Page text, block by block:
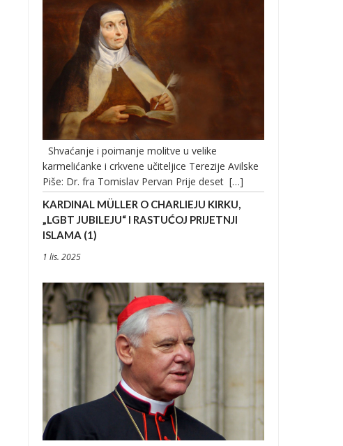
Shvaćanje i poimanje molitve u velike
karmelićanke i crkvene učiteljice Terezije Avilske
Piše: Dr. fra Tomislav Pervan Prije deset […]
KARDINAL MÜLLER O CHARLIEJU KIRKU,
„LGBT JUBILEJU“ I RASTUĆOJ PRIJETNJI
ISLAMA (1)
1 lis. 2025